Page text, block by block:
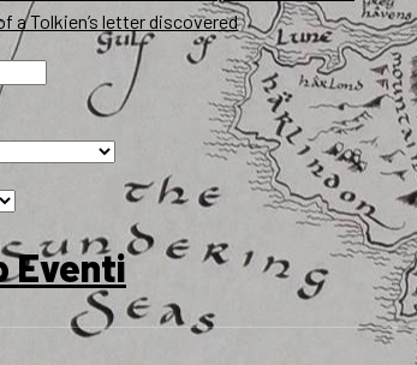
a Tolkien’s letter discovered
Eventi